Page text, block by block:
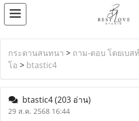
กระดานสนทนา > ถาม-ตอบ โดยเบส
โอ > btastic4
btastic4(203 อ่าน)
29 ส.ค. 2568 16:44